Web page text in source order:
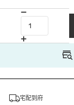
宅配到府